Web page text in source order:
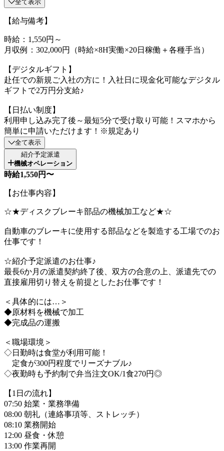
全て表示
【給与備考】
時給：1,550円～
月収例：302,000円（時給×8H実働×20日稼働＋各種手当）
【デジタルギフト】
赴任での新規ご入社の方に！入社日に現金化可能なデジタル
ギフトで2万円分支給♪
【日払い制度】
利用申し込み完了後～最短5分で受け取り可能！スマホから
簡単に申請いただけます！※規定あり
全て表示
紹介予定派遣
機械オペレーション
時給1,550円〜
【お仕事内容】
☆★ディスクブレーキ部品の機械加工など★☆
自動車のブレーキに使用する部品などを製造する工場でのお
仕事です！
☆紹介予定派遣のお仕事♪
最長6か月の派遣契約終了後、双方の合意の上、派遣先での
直接雇用切り替えを前提としたお仕事です！
＜具体的には…＞
◆原材料を機械で加工
◆完成品の運搬
＜職場環境＞
◇日勤時は食堂が利用可能！
定食が300円程度でリーズナブル♪
◇夜勤時も予約制で弁当注文OK/1食270円◎
【1日の流れ】
07:50 始業・業務準備
08:00 朝礼（連絡事項等、ストレッチ）
08:10 業務開始
12:00 昼食・休憩
13:00 作業再開